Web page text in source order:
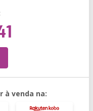
à venda na: